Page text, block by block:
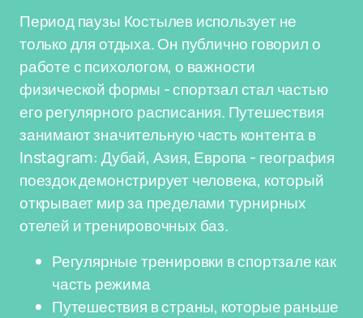
Период паузы Костылев использует не
только для отдыха. Он публично говорил о
работе с психологом, о важности
физической формы - спортзал стал частью
его регулярного расписания. Путешествия
занимают значительную часть контента в
Instagram: Дубай, Азия, Европа - география
поездок демонстрирует человека, который
открывает мир за пределами турнирных
отелей и тренировочных баз.
Регулярные тренировки в спортзале как
часть режима
Путешествия в страны, которые раньше